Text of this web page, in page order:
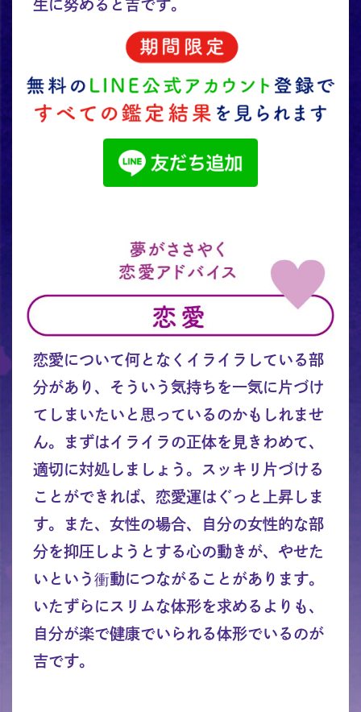
生に努めると吉です。
恋愛について何となくイライラしている部
分があり、そういう気持ちを一気に片づけ
てしまいたいと思っているのかもしれませ
ん。まずはイライラの正体を見きわめて、
適切に対処しましょう。スッキリ片づける
ことができれば、恋愛運はぐっと上昇しま
す。また、女性の場合、自分の女性的な部
分を抑圧しようとする心の動きが、やせた
いという衝動につながることがあります。
いたずらにスリムな体形を求めるよりも、
自分が楽で健康でいられる体形でいるのが
吉です。